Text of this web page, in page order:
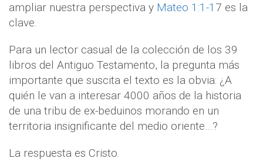
ampliar nuestra perspectiva y Mateo 1:1-1 7 es la
clave.
Para un lector casual de la colección de los 39
libros del Antiguo Testamento, la pregunta más
importante que suscita el texto es la obvia: ¿A
quién le van a interesar 4000 años de la historia
de una tribu de ex-beduinos morando en un
territoria insignificante del medio oriente…?
La respuesta es Cristo.